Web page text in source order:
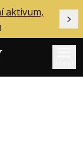
aktivum,